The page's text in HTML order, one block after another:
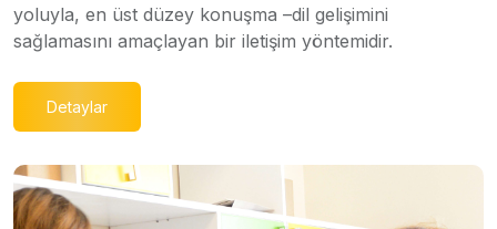
yoluyla, en üst düzey konuşma –dil gelişimini
sağlamasını amaçlayan bir iletişim yöntemidir.
Detaylar